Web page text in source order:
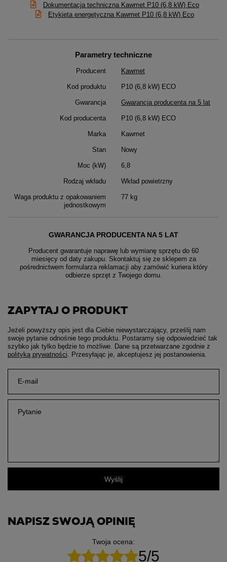
Dokumentacja techniczna Kawmet P10 (6,8 kW) Eco
Etykieta energetyczna Kawmet P10 (6,8 kW) Eco
Parametry techniczne
Producent Kawmet
Kod produktu P10 (6,8 kW) ECO
Gwarancja Gwarancja producenta na 5 lat
Kod producenta P10 (6,8 kW) ECO
Marka Kawmet
Stan Nowy
Moc (kW) 6,8
Rodzaj wkładu Wkład powietrzny
Waga produktu z opakowaniem
jednostkowym
77 kg
GWARANCJA PRODUCENTA NA 5 LAT
Producent gwarantuje naprawę lub wymianę sprzętu do 60
miesięcy od daty zakupu. Skontaktuj się ze sklepem za
pośrednictwem formularza reklamacji aby zamówić kuriera który
odbierze sprzęt z Twojego domu.
ZAPYTAJ O PRODUKT
Jeżeli powyższy opis jest dla Ciebie niewystarczający, prześlij nam
swoje pytanie odnośnie tego produktu. Postaramy się odpowiedzieć tak
szybko jak tylko będzie to możliwe. Dane są przetwarzane zgodnie z
polityką prywatności. Przesyłając je, akceptujesz jej postanowienia.
E-mail
Pytanie
Wyślij
NAPISZ SWOJĄ OPINIĘ
Twoja ocena:
5/5